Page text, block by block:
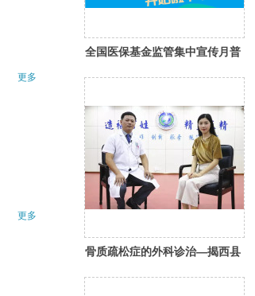
更多
更多
全国医保基金监管集中宣传月普
骨质疏松症的外科诊治—揭西县